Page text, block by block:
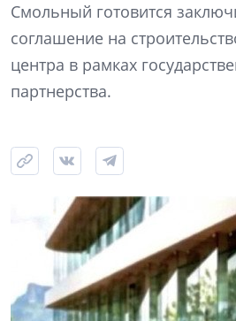
Смольный готовится
соглашение на
центра в рамках
партнерства.